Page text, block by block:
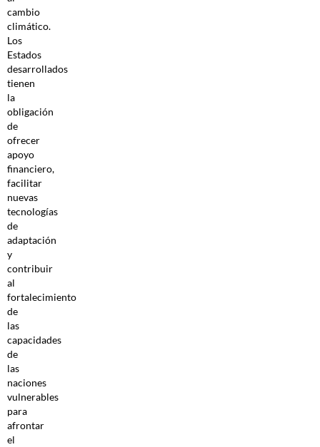
cambio
climático.
Los
Estados
desarrollados
tienen
la
obligación
de
ofrecer
apoyo
financiero,
facilitar
nuevas
tecnologías
de
adaptación
y
contribuir
al
fortalecimiento
de
las
capacidades
de
las
naciones
vulnerables
para
afrontar
el